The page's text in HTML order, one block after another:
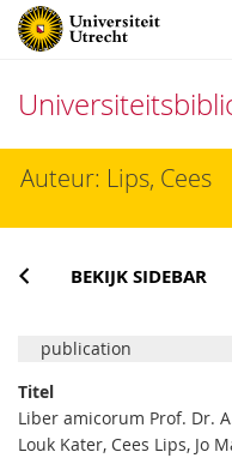
naarAuteur: Lips, Cees
BEKIJK SIDEBAR
publication
Titel
Liber amicorum Prof. Dr.
Louk Kater, Cees Lips, Jo